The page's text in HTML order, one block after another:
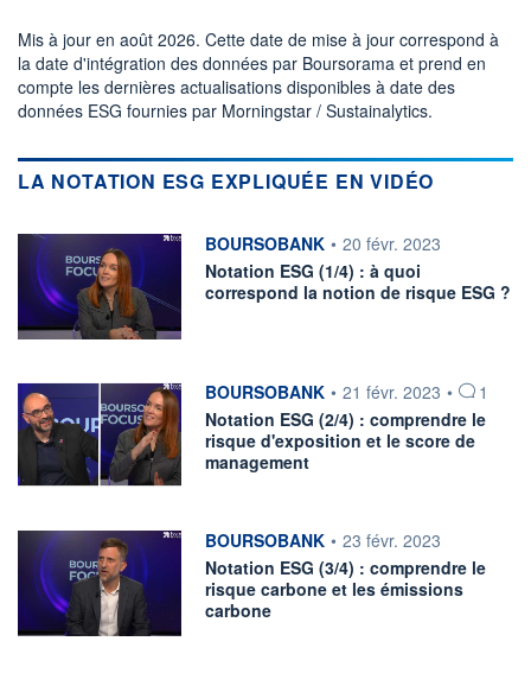
Mis à jour en août 2026. Cette date de mise à jour correspond à
la date d'intégration des données par Boursorama et prend en
compte les dernières actualisations disponibles à date des
données ESG fournies par Morningstar / Sustainalytics.
LA NOTATION ESG EXPLIQUÉE EN VIDÉO
information fournie par
BOURSOBANK • 20 févr. 2023
Notation ESG (1/4) : à quoi
correspond la notion de risque ESG ?
information fournie par
BOURSOBANK • 21 févr. 2023 •
1
Notation ESG (2/4) : comprendre le
risque d'exposition et le score de
management
information fournie par
BOURSOBANK • 23 févr. 2023
Notation ESG (3/4) : comprendre le
risque carbone et les émissions
carbone